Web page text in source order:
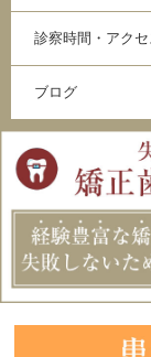
診察時間・アクセ
ブログ